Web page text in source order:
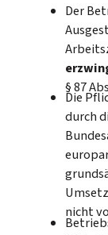
Der
§ 87
Die
durch
nicht